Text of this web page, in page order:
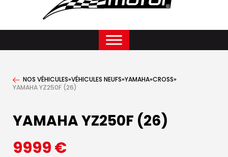
NOS VÉHICULES»VÉHICULES NEUFS»YAMAHA»CROSS»
YAMAHA YZ250F (26)
YAMAHA YZ250F (26)
9999€